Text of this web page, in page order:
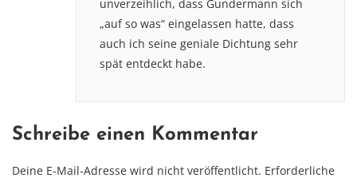
unverzeihlich, dass Gundermann sich
„auf so was“ eingelassen hatte, dass
auch ich seine geniale Dichtung sehr
spät entdeckt habe.
Schreibe einen Kommentar
Deine E-Mail-Adresse wird nicht veröffentlicht. Erforderliche